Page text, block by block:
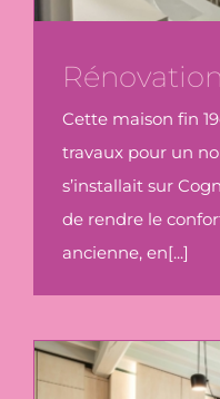
Rénovation
Cette maison fin
travaux pour un
s’installait sur
de rendre le
ancienne, en[...]